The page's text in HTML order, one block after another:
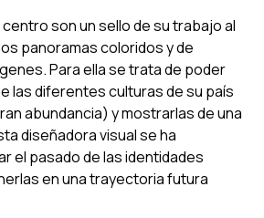
son un sello de su trabajo al
panoramas coloridos y de
Para ella se trata de poder
las diferentes culturas de su país
abundancia) y mostrarlas de una
diseñadora visual se ha
el pasado de las identidades
en una trayectoria futura